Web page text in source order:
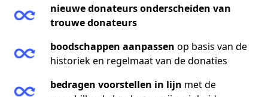
nieuwe donateurs onderscheiden van
trouwe donateurs
boodschappen aanpassen op basis van de
historiek en regelmaat van de donaties
bedragen voorstellen in lijn met de